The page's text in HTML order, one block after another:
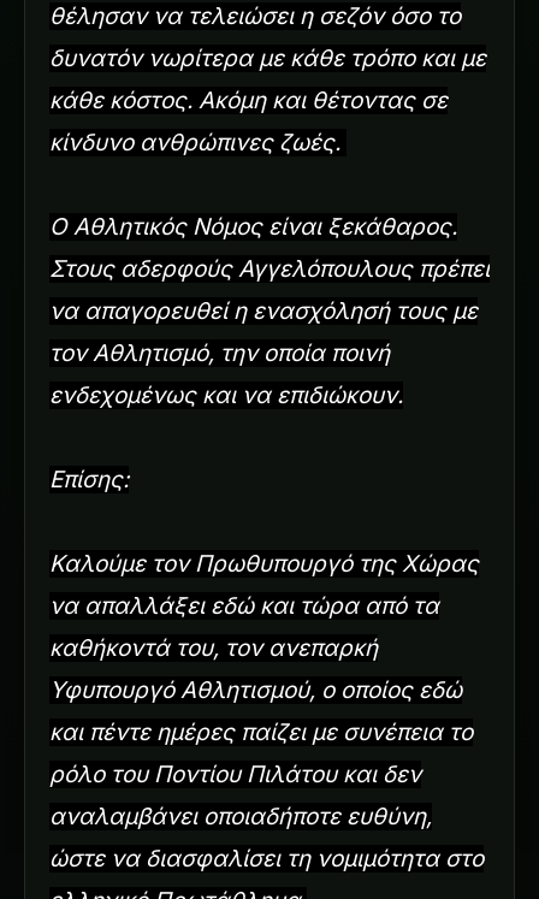
θέλησαν να τελειώσει η σεζόν όσο το
δυνατόν νωρίτερα με κάθε τρόπο και με
κάθε κόστος. Ακόμη και θέτοντας σε
κίνδυνο ανθρώπινες ζωές.
Ο Αθλητικός Νόμος είναι ξεκάθαρος.
Στους αδερφούς Αγγελόπουλους πρέπει
να απαγορευθεί η ενασχόλησή τους με
τον Αθλητισμό, την οποία ποινή
ενδεχομένως και να επιδιώκουν.
Επίσης:
Καλούμε τον Πρωθυπουργό της Χώρας
να απαλλάξει εδώ και τώρα από τα
καθήκοντά του, τον ανεπαρκή
Υφυπουργό Αθλητισμού, ο οποίος εδώ
και πέντε ημέρες παίζει με συνέπεια το
ρόλο του Ποντίου Πιλάτου και δεν
αναλαμβάνει οποιαδήποτε ευθύνη,
ώστε να διασφαλίσει τη νομιμότητα στο